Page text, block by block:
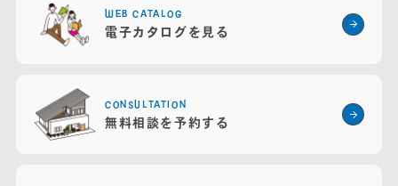
WEB CATALOG
電子カタログを見る
CONSULTATION
無料相談を予約する